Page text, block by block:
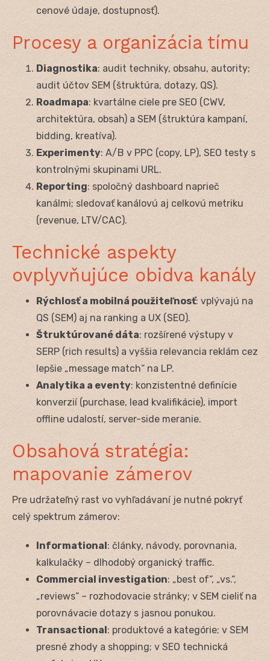
cenové údaje, dostupnosť).
Procesy a organizácia tímu
Diagnostika: audit techniky, obsahu, autority;
audit účtov SEM (štruktúra, dotazy, QS).
Roadmapa: kvartálne ciele pre SEO (CWV,
architektúra, obsah) a SEM (štruktúra kampaní,
bidding, kreatíva).
Experimenty: A/B v PPC (copy, LP), SEO testy s
kontrolnými skupinami URL.
Reporting: spoločný dashboard naprieč
kanálmi; sledovať kanálovú aj celkovú metriku
(revenue, LTV/CAC).
Technické aspekty
ovplyvňujúce obidva kanály
Rýchlosť a mobilná použiteľnosť: vplývajú na
QS (SEM) aj na ranking a UX (SEO).
Štruktúrované dáta: rozšírené výstupy v
SERP (rich results) a vyššia relevancia reklám cez
lepšie „message match“ na LP.
Analytika a eventy: konzistentné definície
konverzií (purchase, lead kvalifikácie), import
offline udalostí, server-side meranie.
Obsahová stratégia:
mapovanie zámerov
Pre udržateľný rast vo vyhľadávaní je nutné pokryť
celý spektrum zámerov:
Informational: články, návody, porovnania,
kalkulačky – dlhodobý organický traffic.
Commercial investigation: „best of“, „vs.“,
„reviews“ – rozhodovacie stránky; v SEM cieliť na
porovnávacie dotazy s jasnou ponukou.
Transactional: produktové a kategórie; v SEM
presné zhody a shopping; v SEO technická